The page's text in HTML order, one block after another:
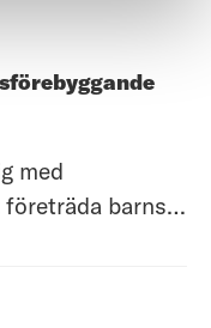
barns fritid
frit
med
barns
sitt yttrande till